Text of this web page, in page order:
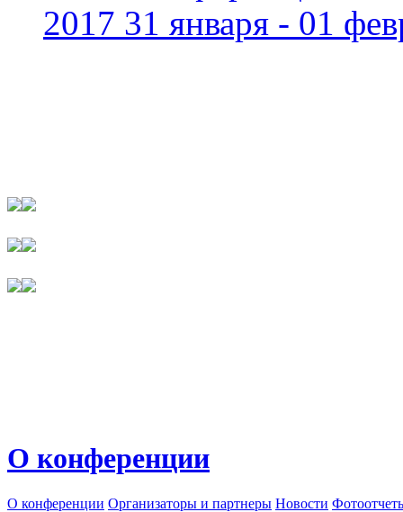
2017 31 января - 01
О конференции
О конференции Организаторы и партнеры Новости